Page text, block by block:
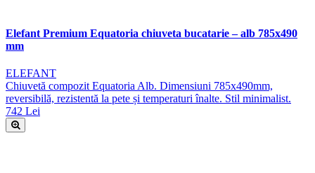
Elefant Premium Equatoria chiuveta bucatarie – alb 785x490
mm
ELEFANT
Chiuvetă compozit Equatoria Alb. Dimensiuni 785x490mm,
reversibilă, rezistentă la pete și temperaturi înalte. Stil minimalist.
742 Lei